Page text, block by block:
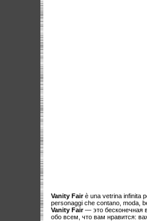
Vanity Fairè una vetrina infinita
personaggi che contano, moda,
Vanity Fair— это бесконечная
обо всем, что вам нравится: